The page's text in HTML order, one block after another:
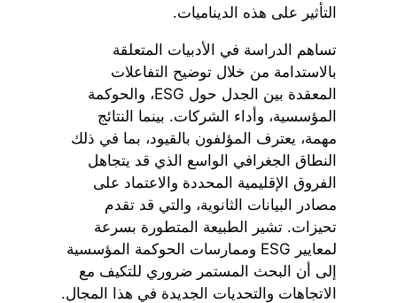
التأثير على هذه الديناميات.
تساهم الدراسة في الأدبيات المتعلقة
بالاستدامة من خلال توضيح التفاعلات
المعقدة بين الجدل حول ESG، والحوكمة
المؤسسية، وأداء الشركات. بينما النتائج
مهمة، يعترف المؤلفون بالقيود، بما في ذلك
النطاق الجغرافي الواسع الذي قد يتجاهل
الفروق الإقليمية المحددة والاعتماد على
مصادر البيانات الثانوية، والتي قد تقدم
تحيزات. تشير الطبيعة المتطورة بسرعة
لمعايير ESG وممارسات الحوكمة المؤسسية
إلى أن البحث المستمر ضروري للتكيف مع
الاتجاهات والتحديات الجديدة في هذا المجال.